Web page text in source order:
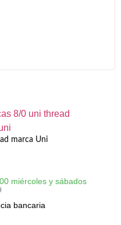
marca Uni
miércoles y sábados
bancaria